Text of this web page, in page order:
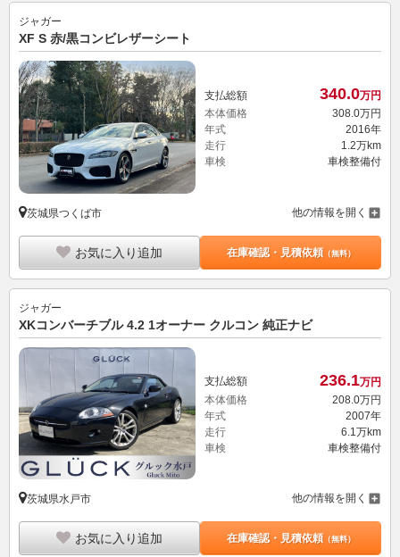
ジャガー
XF S 赤/黒コンビレザーシート
支払総額 340.0万円
本体価格
308.0万円
年式
2016年
走行
1.2万km
車検
車検整備付
茨城県つくば市 他の情報を開く
お気に入り追加 在庫確認・見積依頼（無料）
ジャガー
XKコンバーチブル 4.2 1オーナー クルコン 純正ナビ
支払総額 236.1万円
本体価格
208. 0万円
年式
2007年
走行
6.1万km
車検
車検整備付
茨城県水戸市 他の情報を開く
お気に入り追加 在庫確認・見積依頼（無料）